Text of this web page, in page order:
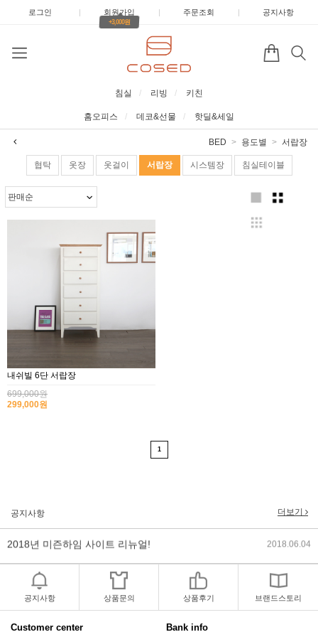
로그인 | 회원가입 |
+3,000원
주문조회 | 공지사항
침실 리빙 키친
홈오피스 데코&선물 핫딜&세일
BED 용도별 서랍장
협탁 옷장 옷걸이 서랍장 시스템장 침실테이블
내쉬빌 6단 서랍장
699,000원
299,000원
1
공지사항 더보기
2018년 야휴회 공지[상담/배송조..
2018년 모바일샵 리뉴얼 업데이.. 2018.04.10
공지사항 상품문의 상품후기 브랜드스토리
Customer center Bank info